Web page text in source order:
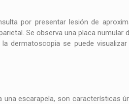
por presentar lesión de
Se observa una placa numular
dermatoscopia se puede
escarapela, son características